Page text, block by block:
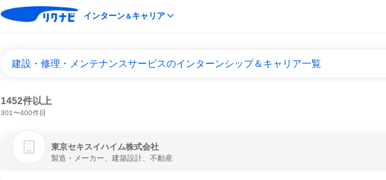
インターン＆キャリア
建設・修理・メンテナンスサービスのインターンシップ＆キャリア一覧
1452件以上
301〜400件目
東京セキスイハイム株式会社
製造・メーカー、建築設計、不動産